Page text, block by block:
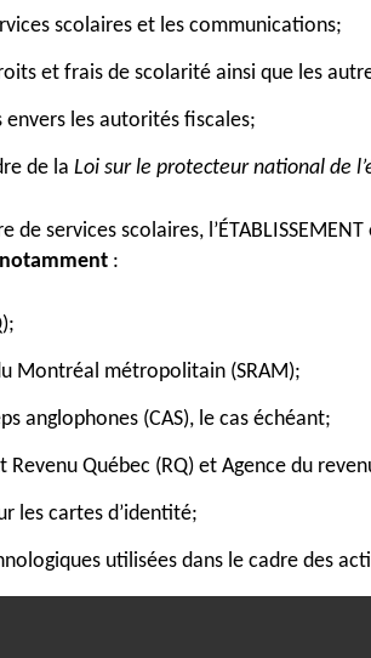
scolaires et les communications;
et frais de scolarité ainsi que les
les autorités fiscales;
de la Loi sur le protecteur national de
services scolaires,
notamment :
Montréal métropolitain (SRAM);
anglophones (CAS), le cas échéant;
Québec (RQ) et Agence du
les cartes d’identité;
utilisées dans le cadre des